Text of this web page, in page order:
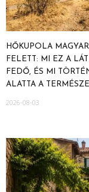
HŐKUPOLA
FELETT: MI EZ A
FEDŐ, ÉS MI
ALATTA A
2026-08-03